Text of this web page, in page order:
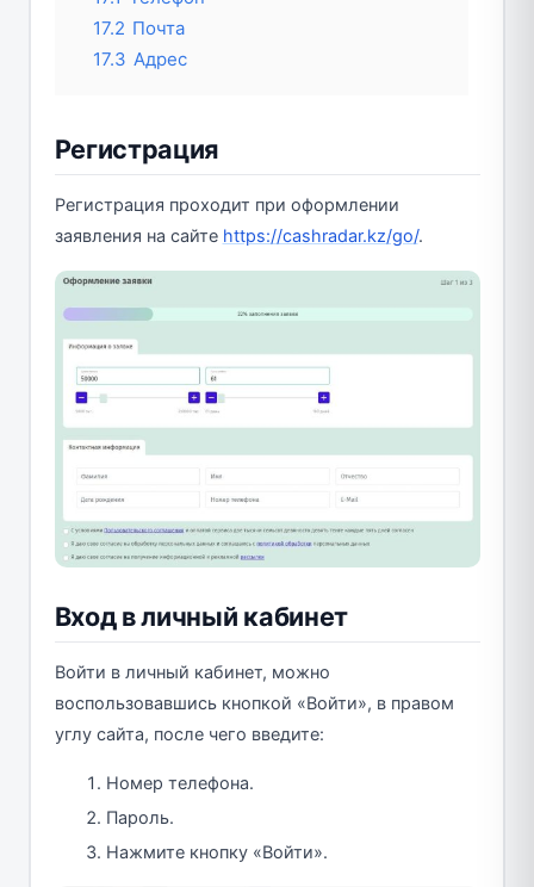
17.2 Почта
17.3 Адрес
Регистрация
Регистрация проходит при оформлении
заявления на сайте https://cashradar.kz/go/.
Вход в личный кабинет
Войти в личный кабинет, можно
воспользовавшись кнопкой «Войти», в правом
углу сайта, после чего введите:
Номер телефона.
Пароль.
Нажмите кнопку «Войти».